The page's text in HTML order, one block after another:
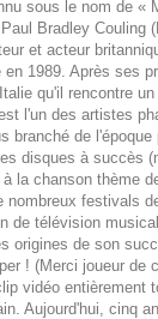
sous le nom de «
Bradley Couling
et acteur
en 1989. Après ses
qu'il rencontre
l'un des artistes
branché de l'époque
disques à succès
la chanson thème
nombreux festivals
de télévision
origines de son
! (Merci joueur de
vidéo entièrement
Aujourd'hui, cinq